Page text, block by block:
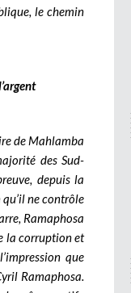
le chemin
de Mahlamba
des Sud-
depuis la
ne contrôle
Ramaphosa
la corruption et
que
Ramaphosa.